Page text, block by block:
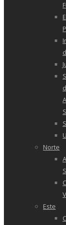
Norte
Este